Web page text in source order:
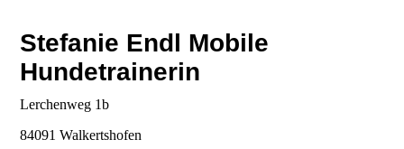
Stefanie Endl Mobile
Hundetrainerin
Lerchenweg 1b
84091 Walkertshofen